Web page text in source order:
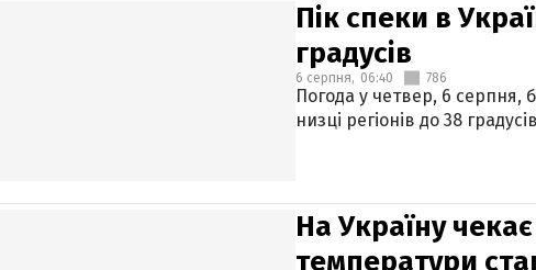
Пік спеки в
градусів
6 серпня, 06:40 786
Погода у четвер, 6 серпня,
низці регіонів до 38
На Україну
температури